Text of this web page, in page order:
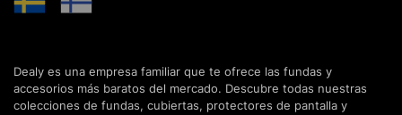
Dealy es una empresa familiar que te ofrece las fundas y
accesorios más baratos del mercado. Descubre todas nuestras
colecciones de fundas, cubiertas, protectores de pantalla y